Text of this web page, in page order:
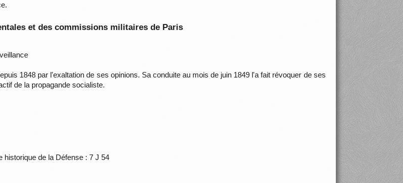
et des commissions militaires de Paris
1848 par l'exaltation de ses opinions. Sa conduite au mois de juin 1849 l'a fait révoquer de ses
de la propagande socialiste.
historique de la Défense : 7 J 54